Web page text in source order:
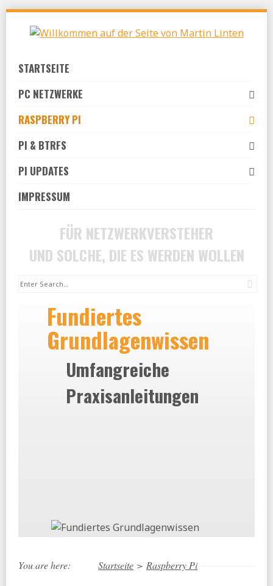
Skip
content
STARTSEITE
PC NETZWERKE
RASPBERRY PI
PI & BTRFS
PI UPDATES
IMPRESSUM
FÜR NETZWERKVERSTEHER
UND SOLCHE, DIE ES WERDEN WOLLEN
Fundiertes
Grundlagenwissen
Umfangreiche
Praxisanleitungen
You are here: Startseite > Raspberry Pi